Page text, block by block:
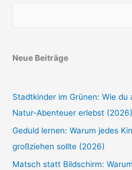
Neue Beiträge
Stadtkinder im Grünen: Wie
Natur-Abenteuer erlebst (2026)
Geduld lernen: Warum jedes
großziehen sollte (2026)
Matsch statt Bildschirm: